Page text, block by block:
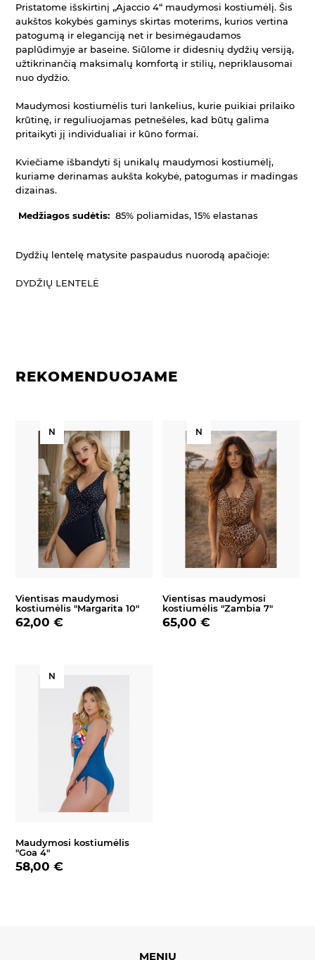
Pristatome išskirtinį „Ajaccio 4“ maudymosi kostiumėlį. Šis
aukštos kokybės gaminys skirtas moterims, kurios vertina
patogumą ir eleganciją net ir besimėgaudamos
paplūdimyje ar baseine. Siūlome ir didesnių dydžių versiją,
užtikrinančią maksimalų komfortą ir stilių, nepriklausomai
nuo dydžio.
Maudymosi kostiumėlis turi lankelius, kurie puikiai prilaiko
krūtinę, ir reguliuojamas petnešėles, kad būtų galima
pritaikyti jį individualiai ir kūno formai.
Kviečiame išbandyti šį unikalų maudymosi kostiumėlį,
kuriame derinamas aukšta kokybė, patogumas ir madingas
dizainas.
Medžiagos sudėtis: 85% poliamidas, 15% elastanas
Dydžių lentelę matysite paspaudus nuorodą apačioje:
DYDŽIŲ LENTELĖ
REKOMENDUOJAME
N
Vientisas maudymosi
kostiumėlis "Margarita 10"
62,00 €
N
Vientisas maudymosi
kostiumėlis "Zambia 7"
65,00 €
N
Maudymosi kostiumėlis
"Goa 4"
58,00 €
MENIU